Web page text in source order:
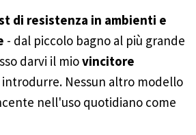
di resistenza in ambienti e
- dal piccolo bagno al più grande
darvi il miovincitore
introdurre. Nessun altro modello
nell'uso quotidiano come